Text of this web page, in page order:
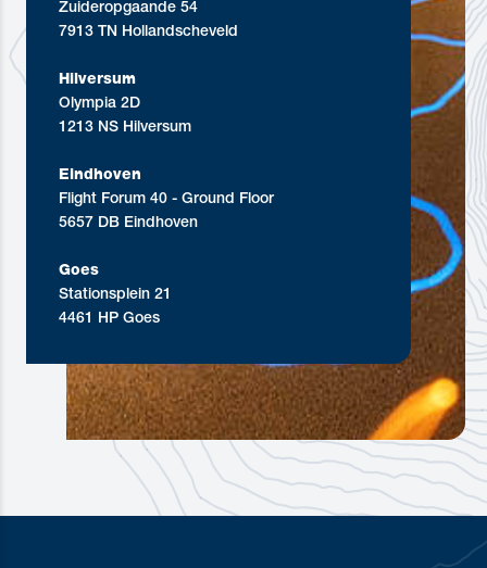
Zuideropgaande 54
7913 TN Hollandscheveld
Hilversum
Olympia 2D
1213 NS Hilversum
Eindhoven
Flight Forum 40 - Ground Floor
5657 DB Eindhoven
Goes
Stationsplein 21
4461 HP Goes